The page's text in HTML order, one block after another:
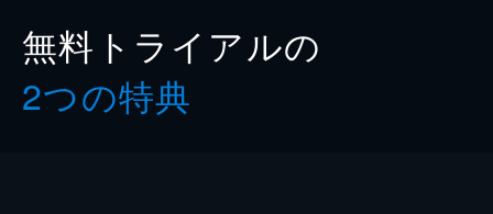
無料トライアルの
2つの特典